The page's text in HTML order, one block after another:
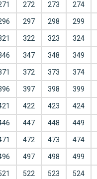
272 273 274
297 298 299
322 323 324
347 348 349
372 373 374
397 398 399
422 423 424
447 448 449
472 473 474
497 498 499
522 523 524